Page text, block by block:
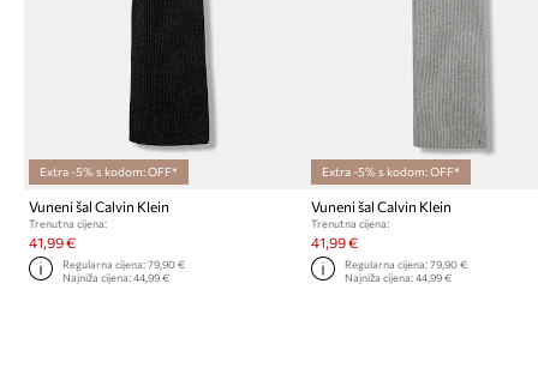
Extra -5% s kodom: OFF*
Vuneni šal Calvin Klein
Trenutna cijena:
41,99 €
Regularna cijena:79,90 €
Najniža cijena:44,99 €
Extra -5% s kodom: OFF*
Vuneni šal Calvin Klein
Trenutna cijena:
41,99 €
Regularna cijena: 79,90 €
Najniža cijena: 44,99 €